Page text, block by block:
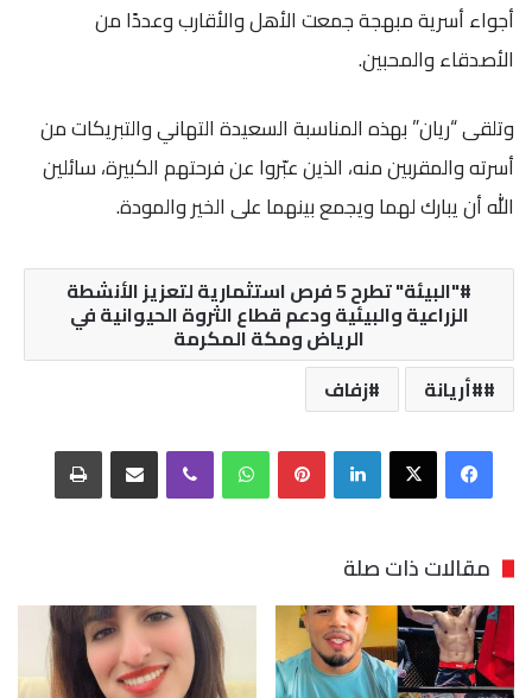
أجواء أسرية مبهجة جمعت الأهل والأقارب وعددًا من
الأصدقاء والمحبين.
وتلقى “ريان” بهذه المناسبة السعيدة التهاني والتبريكات من
أسرته والمقربين منه، الذين عبّروا عن فرحتهم الكبيرة، سائلين
الله أن يبارك لهما ويجمع بينهما على الخير والمودة.
"البيئة" تطرح 5 فرص استثمارية لتعزيز الأنشطة
الزراعية والبيئية ودعم قطاع الثروة الحيوانية في
الرياض ومكة المكرمة
#أريانة
زفاف
فيسبوك‫X لينكدإن بينتيريستواتساب ڤايبر مشاركة عبر البريد طباعة
مقالات ذات صلة